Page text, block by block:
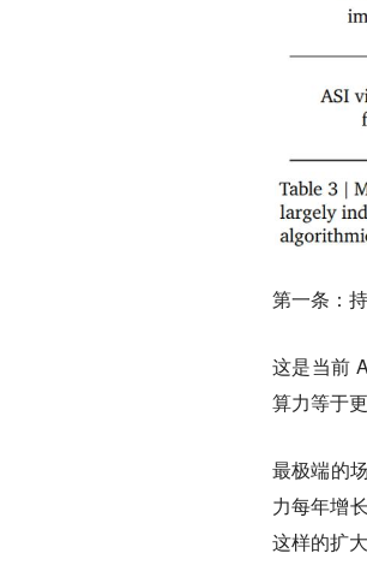
第一条：
这是当前
算力等于
最极端的
力每年增
这样的扩